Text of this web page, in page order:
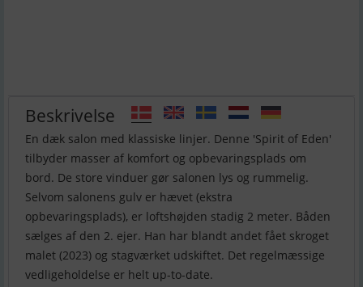
Beskrivelse
En dæk salon med klassiske linjer. Denne 'Spirit of Eden'
tilbyder masser af komfort og opbevaringsplads om
bord. De store vinduer gør salonen lys og rummelig.
Selvom salonens gulv er hævet (ekstra
opbevaringsplads), er loftshøjden stadig 2 meter. Båden
sælges af den 2. ejer. Han har blandt andet fået skroget
malet (2023) og stagværket udskiftet. Det regelmæssige
vedligeholdelse er helt up-to-date.